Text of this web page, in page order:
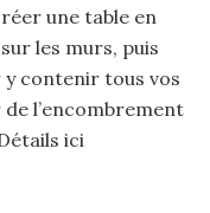
une table en
les murs, puis
y contenir tous vos
l’encombrement
ici